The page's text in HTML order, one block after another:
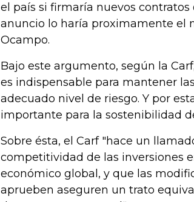
el país si firmaría nuevos
anuncio lo haría proximamente el
Ocampo.
Bajo este argumento, según la
es indispensable para mantener
adecuado nivel de riesgo. Y por
importante para la sostenibilidad
Sobre ésta, el Carf "hace un
competitividad de las inversiones
económico global, y que las
aprueben aseguren un trato